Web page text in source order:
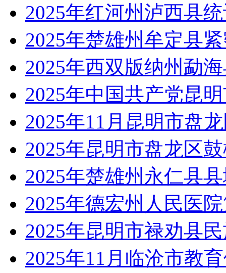
2025年红河州泸西县
2025年楚雄州牟定县
2025年西双版纳州勐
2025年中国共产党昆
2025年11月昆明市盘
2025年昆明市盘龙区
2025年楚雄州永仁县
2025年德宏州人民医
2025年昆明市禄劝县
2025年11月临沧市教